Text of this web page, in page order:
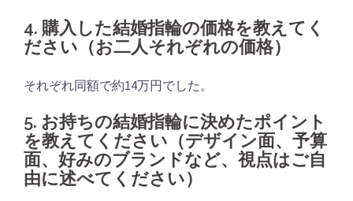
4. 購入した結婚指輪の価格を教えてく
ださい（お二人それぞれの価格）
それぞれ同額で約14万円でした。
5. お持ちの結婚指輪に決めたポイント
を教えてください（デザイン面、予算
面、好みのブランドなど、視点はご自
由に述べてください）